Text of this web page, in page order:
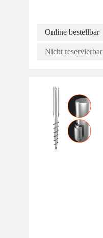
Online bestellbar
Nicht reservierbar